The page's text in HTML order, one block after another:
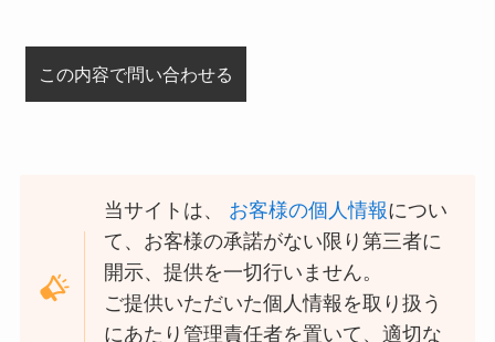
当サイトは、 お客様の個人情報につい
て、お客様の承諾がない限り第三者に
開示、提供を一切行いません。
ご提供いただいた個人情報を取り扱う
にあたり管理責任者を置いて、適切な